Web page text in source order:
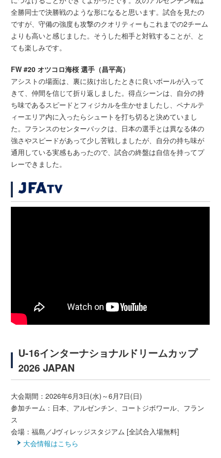
全勝同士で決勝戦のような形になると思います。試合を見たの
ですが、守備の強度も攻撃のクオリティーもこれまでの2チーム
よりも高いと感じました。そうした相手と対戦することが、と
ても楽しみです。
FW #20 オツコロ海桜 選手（昌平高）
アシストの場面は、裏に抜け出したときに良いボールが入って
きて、仲間を信じて折り返しました。得点シーンは、自分の持
ち味であるスピードとフィジカルを生かせましたし、ペナルテ
ィーエリア内に入ったらシュートを打ち切ると決めていまし
た。フランスのセンターバックは、日本の選手とは異なる体の
強さやスピードがあって少し苦戦しましたが、自分の持ち味が
通用している実感もあったので、試合の終盤は自信を持ってプ
レーできました。
U-16インターナショナルドリームカップ
2026 JAPAN
大会期間：2026年6月3日(水)～6月7日(日)
参加チーム：日本、アルゼンチン、コートジボワール、フラン
ス
会場：福島／Jヴィレッジスタジアム [全試合入場無料]
大会情報はこちら